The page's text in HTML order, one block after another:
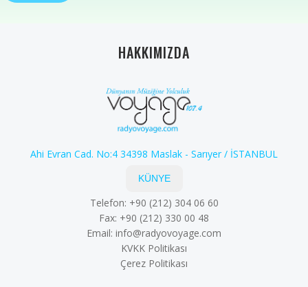
HAKKIMIZDA
Ahi Evran Cad. No:4 34398 Maslak - Sarıyer / İSTANBUL
KÜNYE
Telefon: +90 (212) 304 06 60
Fax: +90 (212) 330 00 48
Email: info@radyovoyage.com
KVKK Politikası
Çerez Politikası